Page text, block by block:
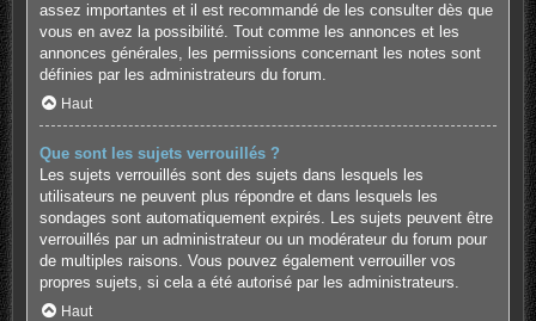
assez importantes et il est recommandé de les consulter dès que
vous en avez la possibilité. Tout comme les annonces et les
annonces générales, les permissions concernant les notes sont
définies par les administrateurs du forum.
Haut
Que sont les sujets verrouillés ?
Les sujets verrouillés sont des sujets dans lesquels les
utilisateurs ne peuvent plus répondre et dans lesquels les
sondages sont automatiquement expirés. Les sujets peuvent être
verrouillés par un administrateur ou un modérateur du forum pour
de multiples raisons. Vous pouvez également verrouiller vos
propres sujets, si cela a été autorisé par les administrateurs.
Haut